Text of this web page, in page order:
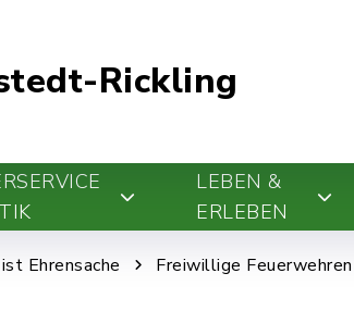
Rickling
LEBEN &
ERLEBEN
Ehrensache Freiwillige Feuerwehren